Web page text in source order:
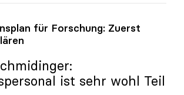
für Forschung: Zuerst
ist sehr wohl Teil